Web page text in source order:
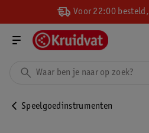
Voor 22:00
Speelgoedinstrumenten